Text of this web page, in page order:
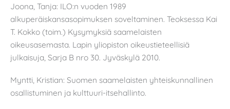
Joona, Tanja: ILO:n vuoden 1989
alkuperäiskansasopimuksen soveltaminen. Teoksessa Kai
T. Kokko (toim.) Kysymyksiä saamelaisten
oikeusasemasta. Lapin yliopiston oikeustieteellisiä
julkaisuja, Sarja B nro 30. Jyväskylä 2010.
Myntti, Kristian: Suomen saamelaisten yhteiskunnallinen
osallistuminen ja kulttuuri-itsehallinto.